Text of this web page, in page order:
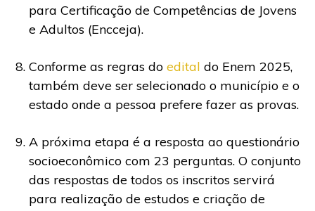
para Certificação de Competências de Jovens
e Adultos (Encceja).
Conforme as regras do edital do Enem 2025,
também deve ser selecionado o município e o
estado onde a pessoa prefere fazer as provas.
A próxima etapa é a resposta ao questionário
socioeconômico com 23 perguntas. O conjunto
das respostas de todos os inscritos servirá
para realização de estudos e criação de